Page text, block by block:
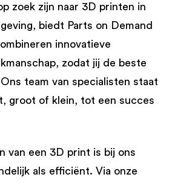
zoek zijn naar 3D printen in
biedt Parts on Demand
innovatieve
zodat jij de beste
team van specialisten staat
groot of klein, tot een succes
van een 3D print is bij ons
als efficiënt. Via onze